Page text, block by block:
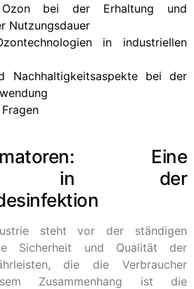
bei der Erhaltung und
Nutzungsdauer
in industriellen
Nachhaltigkeitsaspekte bei der
Eine
in der
steht vor der ständigen
Sicherheit und Qualität der
die die Verbraucher
Zusammenhang ist die